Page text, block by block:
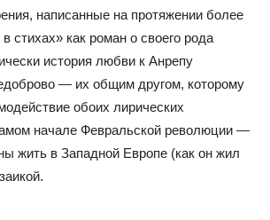
написанные на протяжении более
стихах» как роман о своего рода
история любви к Анрепу
— их общим другом, которому
обоих лирических
начале Февральской революции —
жить в Западной Европе (как он жил